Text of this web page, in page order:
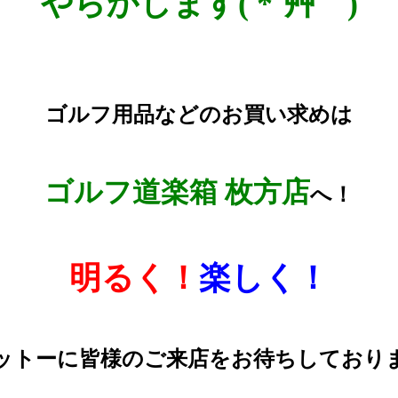
ゴルフ用品などのお買い求めは
ゴルフ道楽箱 枚方店へ！
明るく！ 楽しく！
トーに皆様のご来店をお待ちしており